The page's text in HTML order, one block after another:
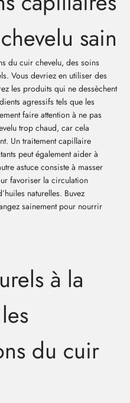
sain
du cuir chevelu, des soins
Vous devriez en utiliser des
les produits qui ne dessèchent
agressifs tels que les
faire attention à ne pas
trop chaud, car cela
Un traitement capillaire
peut également aider à
astuce consiste à masser
favoriser la circulation
naturelles. Buvez
sainement pour nourrir
à la
du cuir